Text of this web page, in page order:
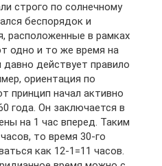
строго по солнечному
беспорядок и
расположенные в рамках
одно и то же время на
давно действует правило
ориентация по
принцип начал активно
года. Он заключается в
на 1 час вперед. Таким
то время 30-го
как 12-1=11 часов.